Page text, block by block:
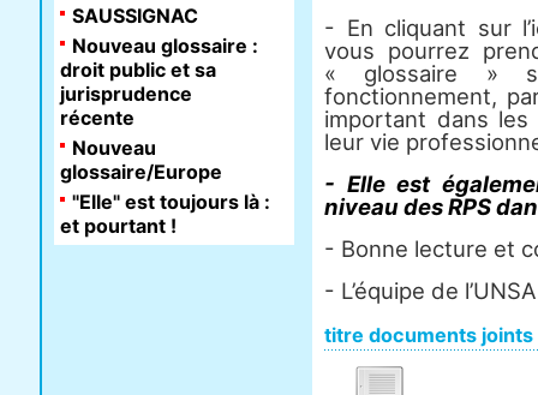
- En cliquant sur
vous pourrez
« glossaire »
fonctionnement,
important dans les
leur vie
- Elle est
niveau des RPS
- Bonne lecture et
- L’équipe de
titre documents joints
SAUSSIGNAC
Nouveau glossaire :
droit public et sa
jurisprudence
récente
Nouveau
glossaire/Europe
"Elle" est toujours là :
et pourtant !